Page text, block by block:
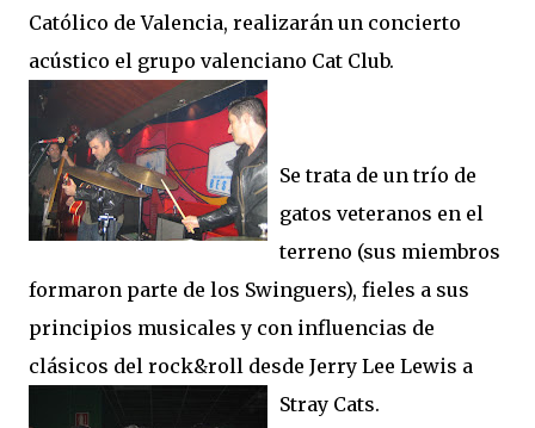
Católico de Valencia, realizarán un concierto
acústico el grupo valenciano Cat Club.
Se trata de un trío de
gatos veteranos en el
terreno (sus miembros
formaron parte de los Swinguers), fieles a sus
principios musicales y con influencias de
clásicos del rock&roll desde Jerry Lee Lewis a
Stray Cats.